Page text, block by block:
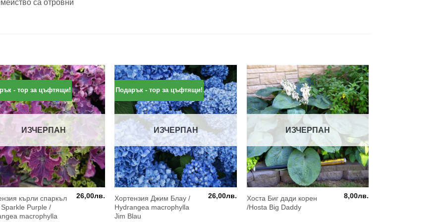
са отровни
- тор за цъфтящи!
ИЗЧЕРПАН
кърли спаркъл
Purple /
macrophylla
26,00лв.
Подарък - тор за цъфтящи!
ИЗЧЕРПАН
Хортензия Джим Блау /
Hydrangea macrophylla
Jim Blau
26,00лв.
ИЗЧЕРПАН
Хоста Биг дади корен
/Hosta Big Daddy
8,00лв.